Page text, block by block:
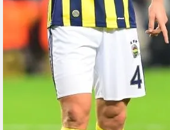
sınırlı olarak açık rızanız dahilinde
Çerezlere ilişkin tercihlerinizi aşağıda
vasıtasıyla belirleyebilirsiniz.
için Ayarlar butonuna tıklayabilir,
Metnimiziziyaret edebilirsiniz.
6698 sayılı Kişisel Verilerin
hazırlanmış Aydınlatma Metnimizi